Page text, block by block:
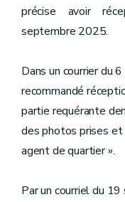
précise avoir
septembre 2025.
Dans un courrier du
recommandé
partie requérante
des photos prises
agent de quartier ».
Par un courriel du